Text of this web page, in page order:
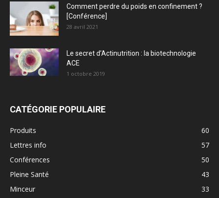
Comment perdre du poids en confinement ?
[Conférence]
28 avril 2021
Le secret d’Actinutrition : la biotechnologie
ACE
1 octobre 2019
CATÉGORIE POPULAIRE
Produits
60
Lettres info
57
Conférences
50
Pleine Santé
43
Minceur
33